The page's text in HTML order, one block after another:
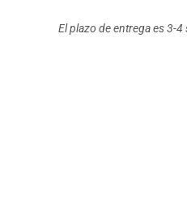
El plazo de entrega es 3-